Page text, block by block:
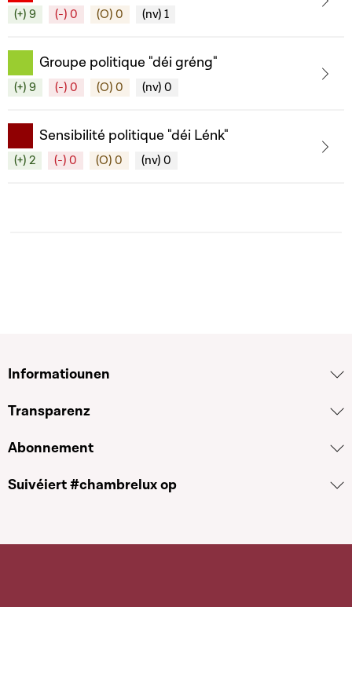
(+) 9 (-) 0 (O) 0 (nv) 1
Groupe politique "déi gréng"
(+) 9 (-) 0 (O) 0 (nv) 0
Sensibilité politique "déi Lénk"
(+) 2 (-) 0 (O) 0 (nv) 0
Informatiounen
Transparenz
Abonnement
Suivéiert #chambrelux op